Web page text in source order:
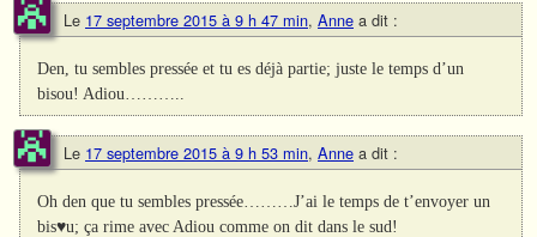
Le 17 septembre 2015 à 9 h 47 min, Anne a dit :
Den, tu sembles pressée et tu es déjà partie; juste le temps d’un
bisou! Adiou………..
Le 17 septembre 2015 à 9 h 53 min, Anne a dit :
Oh den que tu sembles pressée………J’ai le temps de t’envoyer un
bis♥u; ça rime avec Adiou comme on dit dans le sud!